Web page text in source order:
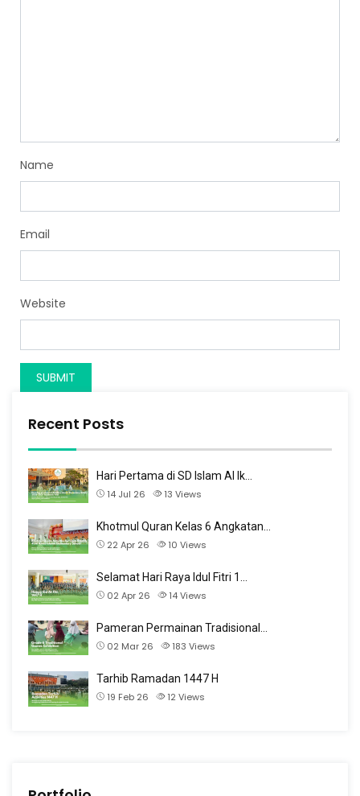
Name
Email
Website
Recent Posts
Hari Pertama di SD Islam Al Ik…
14 Jul 26
13 Views
Khotmul Quran Kelas 6 Angkatan…
22 Apr 26
10 Views
Selamat Hari Raya Idul Fitri 1…
02 Apr 26
14Views
Pameran Permainan Tradisional…
02 Mar 26
183 Views
Tarhib Ramadan 1447 H
19 Feb 26
12 Views